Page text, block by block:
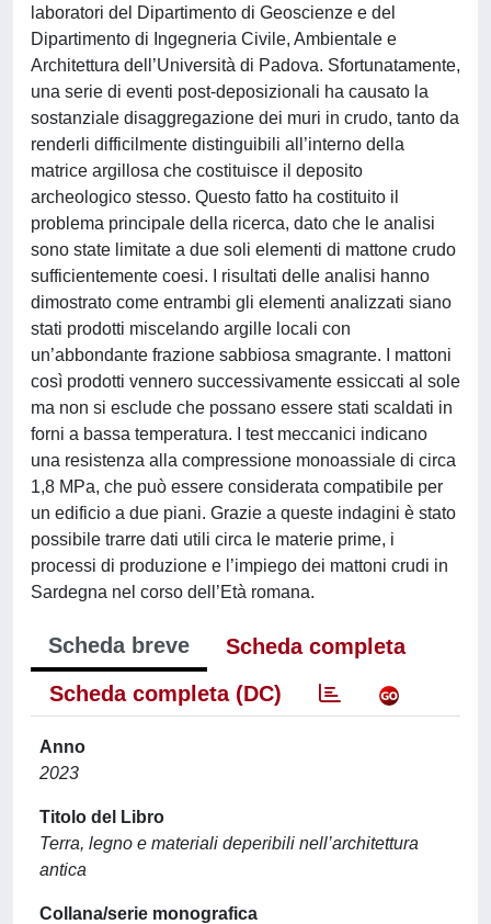
laboratori del Dipartimento di Geoscienze e del
Dipartimento di Ingegneria Civile, Ambientale e
Architettura dell’Università di Padova. Sfortunatamente,
una serie di eventi post-deposizionali ha causato la
sostanziale disaggregazione dei muri in crudo, tanto da
renderli difficilmente distinguibili all’interno della
matrice argillosa che costituisce il deposito
archeologico stesso. Questo fatto ha costituito il
problema principale della ricerca, dato che le analisi
sono state limitate a due soli elementi di mattone crudo
sufficientemente coesi. I risultati delle analisi hanno
dimostrato come entrambi gli elementi analizzati siano
stati prodotti miscelando argille locali con
un’abbondante frazione sabbiosa smagrante. I mattoni
così prodotti vennero successivamente essiccati al sole
ma non si esclude che possano essere stati scaldati in
forni a bassa temperatura. I test meccanici indicano
una resistenza alla compressione monoassiale di circa
1,8 MPa, che può essere considerata compatibile per
un edificio a due piani. Grazie a queste indagini è stato
possibile trarre dati utili circa le materie prime, i
processi di produzione e l’impiego dei mattoni crudi in
Sardegna nel corso dell’Età romana.
Scheda breve
Scheda completa
Scheda completa (DC)
Anno
2023
Titolo del Libro
Terra, legno e materiali deperibili nell’architettura
antica
Collana/serie monografica